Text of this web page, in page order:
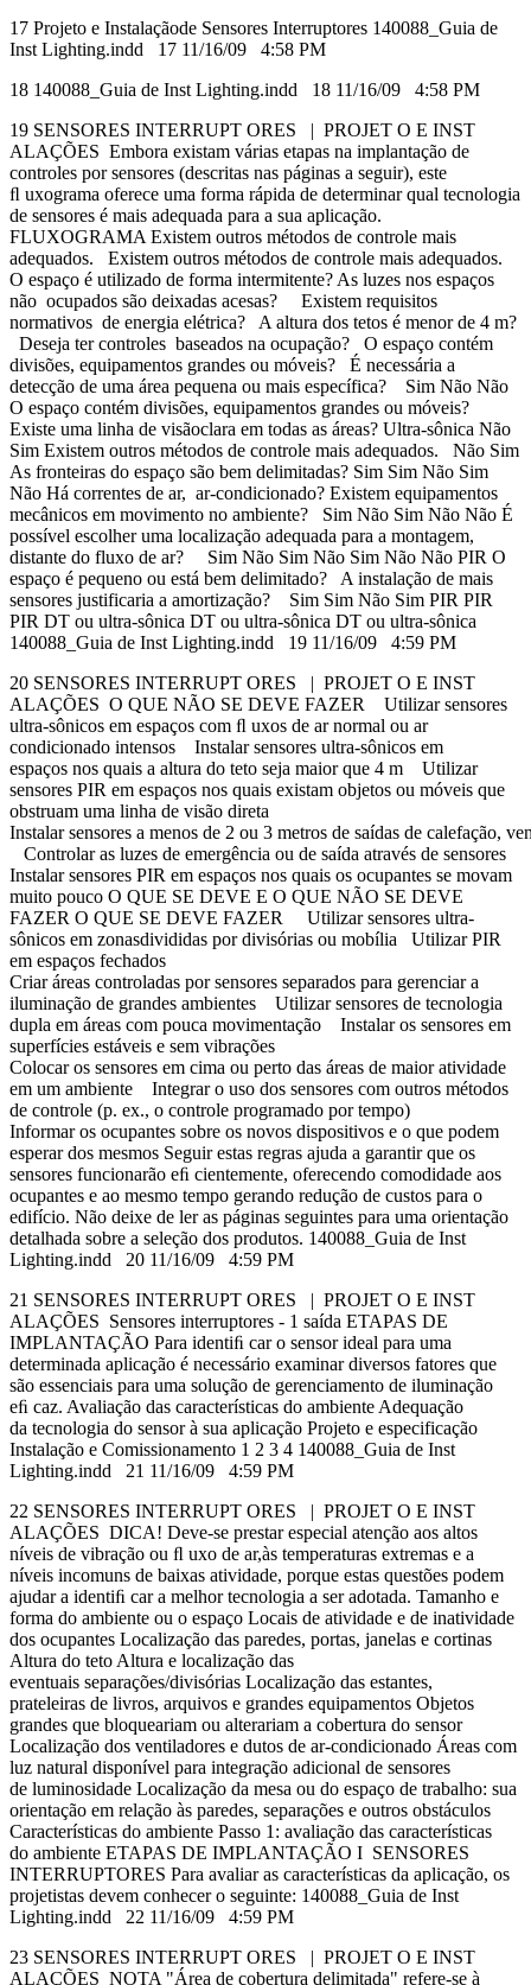
17 Projeto e Instalaçãode Sensores Interruptores 140088_Guia de
Inst Lighting.indd 17 11/16/09 4:58 PM
18 140088_Guia de Inst Lighting.indd 18 11/16/09 4:58 PM
19 SENSORES INTERRUPT ORES | PROJET O E INST
ALAÇÕES Embora existam várias etapas na implantação de
controles por sensores (descritas nas páginas a seguir), este
ﬂ uxograma oferece uma forma rápida de determinar qual tecnologia
de sensores é mais adequada para a sua aplicação.
FLUXOGRAMA Existem outros métodos de controle mais
adequados. Existem outros métodos de controle mais adequados.
O espaço é utilizado de forma intermitente? As luzes nos espaços
não ocupados são deixadas acesas? Existem requisitos
normativos de energia elétrica? A altura dos tetos é menor de 4 m?
Deseja ter controles baseados na ocupação? O espaço contém
divisões, equipamentos grandes ou móveis? É necessária a
detecção de uma área pequena ou mais específica? Sim Não Não
O espaço contém divisões, equipamentos grandes ou móveis?
Existe uma linha de visãoclara em todas as áreas? Ultra-sônica Não
Sim Existem outros métodos de controle mais adequados. Não Sim
As fronteiras do espaço são bem delimitadas? Sim Sim Não Sim
Não Há correntes de ar, ar-condicionado? Existem equipamentos
mecânicos em movimento no ambiente? Sim Não Sim Não Não É
possível escolher uma localização adequada para a montagem,
distante do fluxo de ar? Sim Não Sim Não Sim Não Não PIR O
espaço é pequeno ou está bem delimitado? A instalação de mais
sensores justificaria a amortização? Sim Sim Não Sim PIR PIR
PIR DT ou ultra-sônica DT ou ultra-sônica DT ou ultra-sônica
140088_Guia de Inst Lighting.indd 19 11/16/09 4:59 PM
20 SENSORES INTERRUPT ORES | PROJET O E INST
ALAÇÕES O QUE NÃO SE DEVE FAZER Utilizar sensores
ultra-sônicos em espaços com ﬂ uxos de ar normal ou ar
condicionado intensos Instalar sensores ultra-sônicos em
espaços nos quais a altura do teto seja maior que 4 m Utilizar
sensores PIR em espaços nos quais existam objetos ou móveis que
obstruam uma linha de visão direta
Instalar sensores a menos de 2 ou 3 metros de saídas de calefação,
Controlar as luzes de emergência ou de saída através de sensores
Instalar sensores PIR em espaços nos quais os ocupantes se movam
muito pouco O QUE SE DEVE E O QUE NÃO SE DEVE
FAZER O QUE SE DEVE FAZER Utilizar sensores ultra-
sônicos em zonasdivididas por divisórias ou mobília Utilizar PIR
em espaços fechados
Criar áreas controladas por sensores separados para gerenciar a
iluminação de grandes ambientes Utilizar sensores de tecnologia
dupla em áreas com pouca movimentação Instalar os sensores em
superfícies estáveis e sem vibrações
Colocar os sensores em cima ou perto das áreas de maior atividade
em um ambiente Integrar o uso dos sensores com outros métodos
de controle (p. ex., o controle programado por tempo)
Informar os ocupantes sobre os novos dispositivos e o que podem
esperar dos mesmos Seguir estas regras ajuda a garantir que os
sensores funcionarão eﬁ cientemente, oferecendo comodidade aos
ocupantes e ao mesmo tempo gerando redução de custos para o
edifício. Não deixe de ler as páginas seguintes para uma orientação
detalhada sobre a seleção dos produtos. 140088_Guia de Inst
Lighting.indd 20 11/16/09 4:59 PM
21 SENSORES INTERRUPT ORES | PROJET O E INST
ALAÇÕES Sensores interruptores - 1 saída ETAPAS DE
IMPLANTAÇÃO Para identiﬁ car o sensor ideal para uma
determinada aplicação é necessário examinar diversos fatores que
são essenciais para uma solução de gerenciamento de iluminação
eﬁ caz. Avaliação das características do ambiente Adequação
da tecnologia do sensor à sua aplicação Projeto e especificação
Instalação e Comissionamento 1 2 3 4 140088_Guia de Inst
Lighting.indd 21 11/16/09 4:59 PM
22 SENSORES INTERRUPT ORES | PROJET O E INST
ALAÇÕES DICA! Deve-se prestar especial atenção aos altos
níveis de vibração ou ﬂ uxo de ar,às temperaturas extremas e a
níveis incomuns de baixas atividade, porque estas questões podem
ajudar a identiﬁ car a melhor tecnologia a ser adotada. Tamanho e
forma do ambiente ou o espaço Locais de atividade e de inatividade
dos ocupantes Localização das paredes, portas, janelas e cortinas
Altura do teto Altura e localização das
eventuais separações/divisórias Localização das estantes,
prateleiras de livros, arquivos e grandes equipamentos Objetos
grandes que bloqueariam ou alterariam a cobertura do sensor
Localização dos ventiladores e dutos de ar-condicionado Áreas com
luz natural disponível para integração adicional de sensores
de luminosidade Localização da mesa ou do espaço de trabalho: sua
orientação em relação às paredes, separações e outros obstáculos
Características do ambiente Passo 1: avaliação das características
do ambiente ETAPAS DE IMPLANTAÇÃO I SENSORES
INTERRUPTORES Para avaliar as características da aplicação, os
projetistas devem conhecer o seguinte: 140088_Guia de Inst
Lighting.indd 22 11/16/09 4:59 PM
23 SENSORES INTERRUPT ORES | PROJET O E INST
ALAÇÕES NOTA "Área de cobertura delimitada" refere-se à